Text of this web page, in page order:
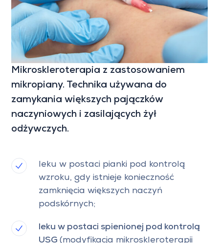
Mikroskleroterapia z zastosowaniem
mikropiany. Technika używana do
zamykania większych pajączków
naczyniowych i zasilających żył
odżywczych.
leku w postaci pianki pod kontrolą
wzroku, gdy istnieje konieczność
zamknięcia większych naczyń
podskórnych;
leku w postaci spienionej pod kontrolą
USG (modyfikacja mikroskleroterapii